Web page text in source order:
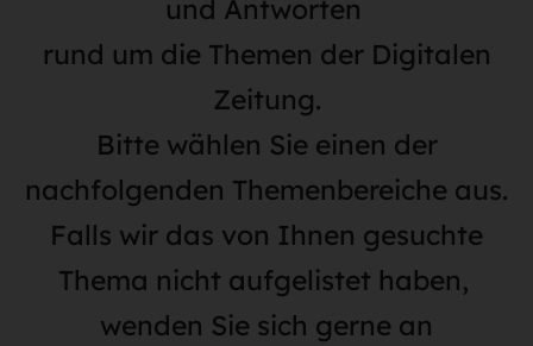
und Antworten
rund um die Themen der Digitalen
Zeitung.
Bitte wählen Sie einen der
nachfolgenden Themenbereiche aus.
Falls wir das von Ihnen gesuchte
Thema nicht aufgelistet haben,
wenden Sie sich gerne an